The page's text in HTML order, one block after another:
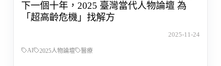
下一個十年，2025 臺灣當代人物論壇 為
「超高齡危機」找解方
2025-11-24
AI 2025人物論壇 醫療